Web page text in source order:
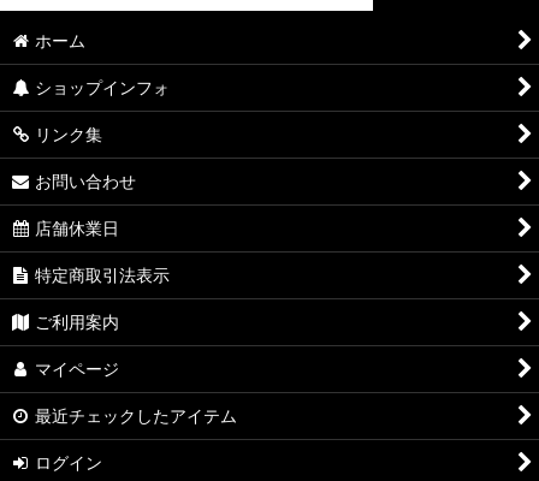
ホーム
ショップインフォ
リンク集
お問い合わせ
店舗休業日
特定商取引法表示
ご利用案内
マイページ
最近チェックしたアイテム
ログイン